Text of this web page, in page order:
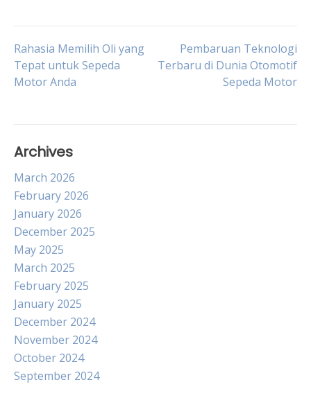
Post
navigation
Rahasia Memilih Oli yang
Tepat untuk Sepeda
Motor Anda
Pembaruan Teknologi
Terbaru di Dunia Otomotif
Sepeda Motor
Archives
March 2026
February 2026
January 2026
December 2025
May 2025
March 2025
February 2025
January 2025
December 2024
November 2024
October 2024
September 2024